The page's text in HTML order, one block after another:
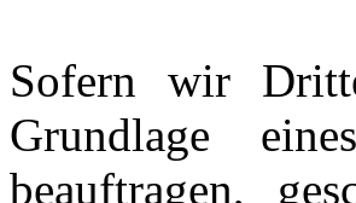
Sofern wir
Grundlage
beauftragen,